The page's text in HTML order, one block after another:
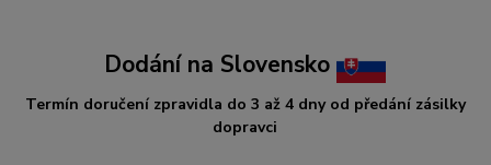
Dodání na Slovensko
Termín doručení zpravidla do 3 až 4 dny od předání zásilky
dopravci